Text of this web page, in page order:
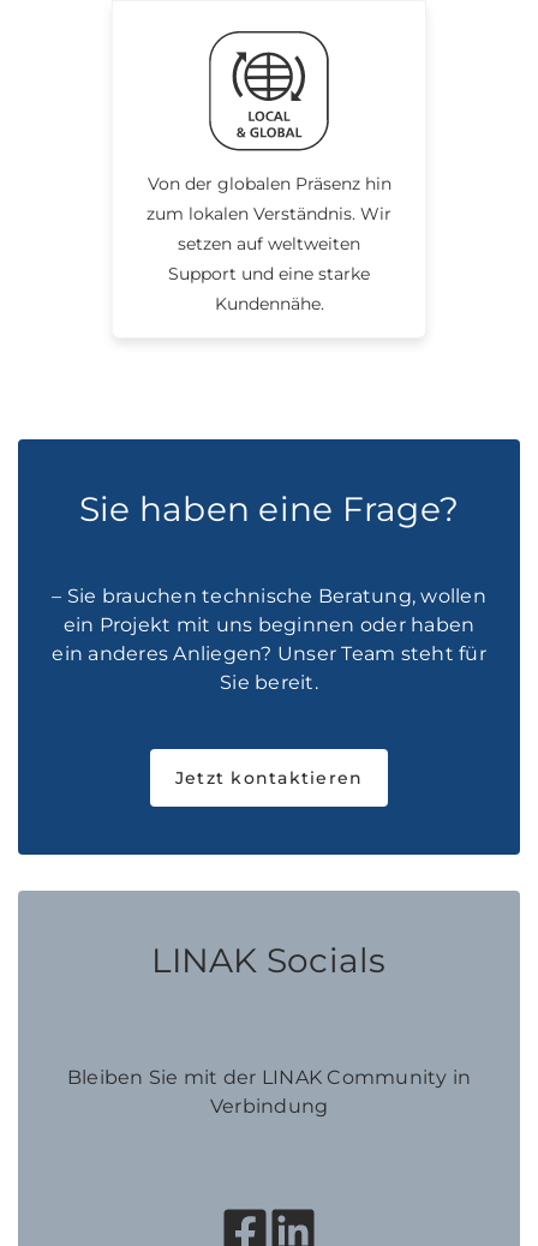
Von der globalen Präsenz hin
zum lokalen Verständnis. Wir
setzen auf weltweiten
Support und eine starke
Kundennähe.
Sie haben eine Frage?
– Sie brauchen technische Beratung, wollen
ein Projekt mit uns beginnen oder haben
ein anderes Anliegen? Unser Team steht für
Sie bereit.
Jetzt kontaktieren
LINAK Socials
Bleiben Sie mit der LINAK Community in
Verbindung